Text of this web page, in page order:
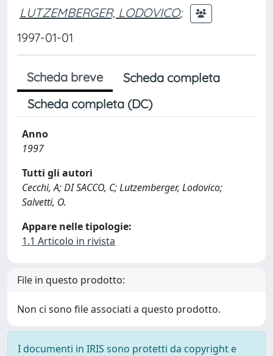
LUTZEMBERGER, LODOVICO;
1997-01-01
Scheda breve
Scheda completa
Scheda completa (DC)
Anno
1997
Tutti gli autori
Cecchi, A; DI SACCO, C; Lutzemberger, Lodovico;
Salvetti, O.
Appare nelle tipologie:
1.1 Articolo in rivista
File in questo prodotto:
Non ci sono file associati a questo prodotto.
I documenti in IRIS sono protetti da copyright e